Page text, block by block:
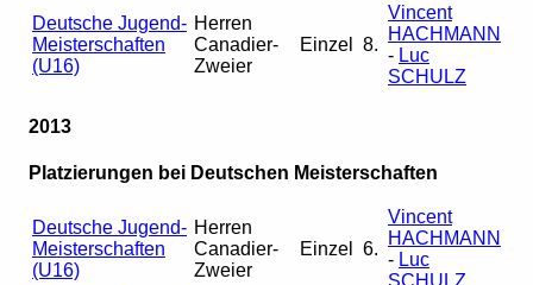
Deutsche Jugend-
Meisterschaften
(U16)
Herren
Canadier-
Zweier
Einzel 8.
Vincent
HACHMANN
- Luc
SCHULZ
2013
Platzierungen bei Deutschen Meisterschaften
Deutsche Jugend-
Meisterschaften
(U16)
Herren
Canadier-
Zweier
Einzel 6.
Vincent
HACHMANN
- Luc
SCHULZ